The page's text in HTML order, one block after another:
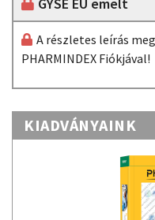
A részletes leírás
PHARMINDEX Fiókjával!
KIADVÁNYAINK